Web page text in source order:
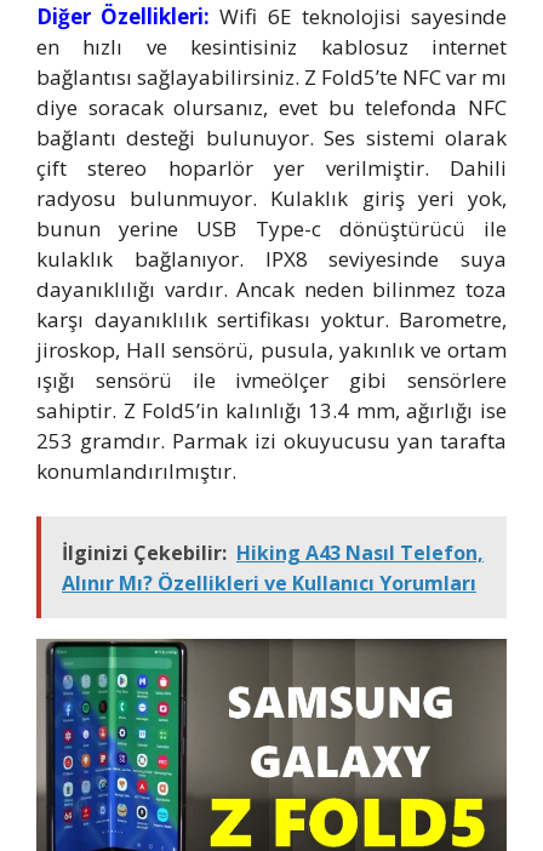
Diğer Özellikleri: Wifi 6E teknolojisi sayesinde
en hızlı ve kesintisiniz kablosuz internet
bağlantısı sağlayabilirsiniz. Z Fold5’te NFC var mı
diye soracak olursanız, evet bu telefonda NFC
bağlantı desteği bulunuyor. Ses sistemi olarak
çift stereo hoparlör yer verilmiştir. Dahili
radyosu bulunmuyor. Kulaklık giriş yeri yok,
bunun yerine USB Type-c dönüştürücü ile
kulaklık bağlanıyor. IPX8 seviyesinde suya
dayanıklılığı vardır. Ancak neden bilinmez toza
karşı dayanıklılık sertifikası yoktur. Barometre,
jiroskop, Hall sensörü, pusula, yakınlık ve ortam
ışığı sensörü ile ivmeölçer gibi sensörlere
sahiptir. Z Fold5’in kalınlığı 13.4 mm, ağırlığı ise
253 gramdır. Parmak izi okuyucusu yan tarafta
konumlandırılmıştır.
İlginizi Çekebilir: Hiking A43 Nasıl Telefon,
Alınır Mı? Özellikleri ve Kullanıcı Yorumları